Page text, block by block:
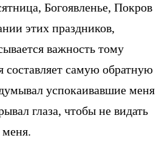
Богоявленье, Покров
этих праздников,
важность тому
составляет самую обратную
успокаивавшие меня
глаза, чтобы не видать
меня.